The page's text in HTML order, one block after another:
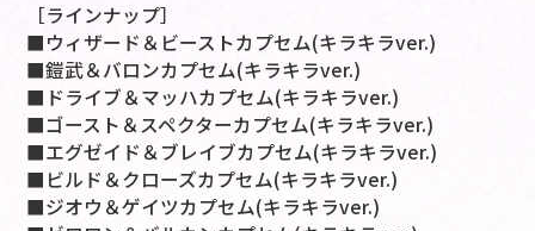
［ラインナップ］
■ウィザード＆ビーストカプセム(キラキラver.)
■鎧武＆バロンカプセム(キラキラver.)
■ドライブ＆マッハカプセム(キラキラver.)
■ゴースト＆スペクターカプセム(キラキラver.)
■エグゼイド＆ブレイブカプセム(キラキラver.)
■ビルド＆クローズカプセム(キラキラver.)
■ジオウ＆ゲイツカプセム(キラキラver.)